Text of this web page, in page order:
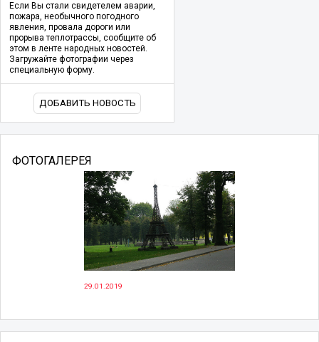
Если Вы стали свидетелем аварии,
пожара, необычного погодного
явления, провала дороги или
прорыва теплотрассы, сообщите об
этом в ленте народных новостей.
Загружайте фотографии через
специальную форму.
ДОБАВИТЬ НОВОСТЬ
ФОТОГАЛЕРЕЯ
29.01.2019